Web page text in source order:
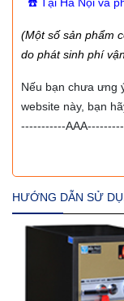
☎️ Tại Hà Nội và
(Một số sản phẩm
do phát sinh phí
Nếu bạn chưa ưng
website này, bạn
-----------
HƯỚNG DẪN SỬ